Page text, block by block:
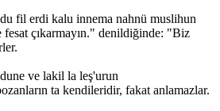
fil erdi kalu innema nahnü muslihun
çıkarmayın." denildiğinde: "Biz
ve lakil la leş'urun
ta kendileridir, fakat anlamazlar.